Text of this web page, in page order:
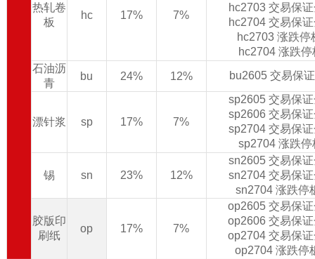
热轧卷
板
hc 17% 7%
hc2703 交易保
hc2704 交易保
hc2703 涨跌
hc2704 涨跌
石油沥
青
bu 24% 12% bu2605 交易保
漂针浆 sp 17% 7%
sp2605 交易保
sp2606 交易保
sp2704 交易保
sp2704 涨跌
锡 sn 23% 12%
sn2605 交易保
sn2704 交易保
sn2704 涨跌停
胶版印
刷纸
op 17% 7%
op2605 交易保
op2606 交易保
op2704 交易保
op2704 涨跌停